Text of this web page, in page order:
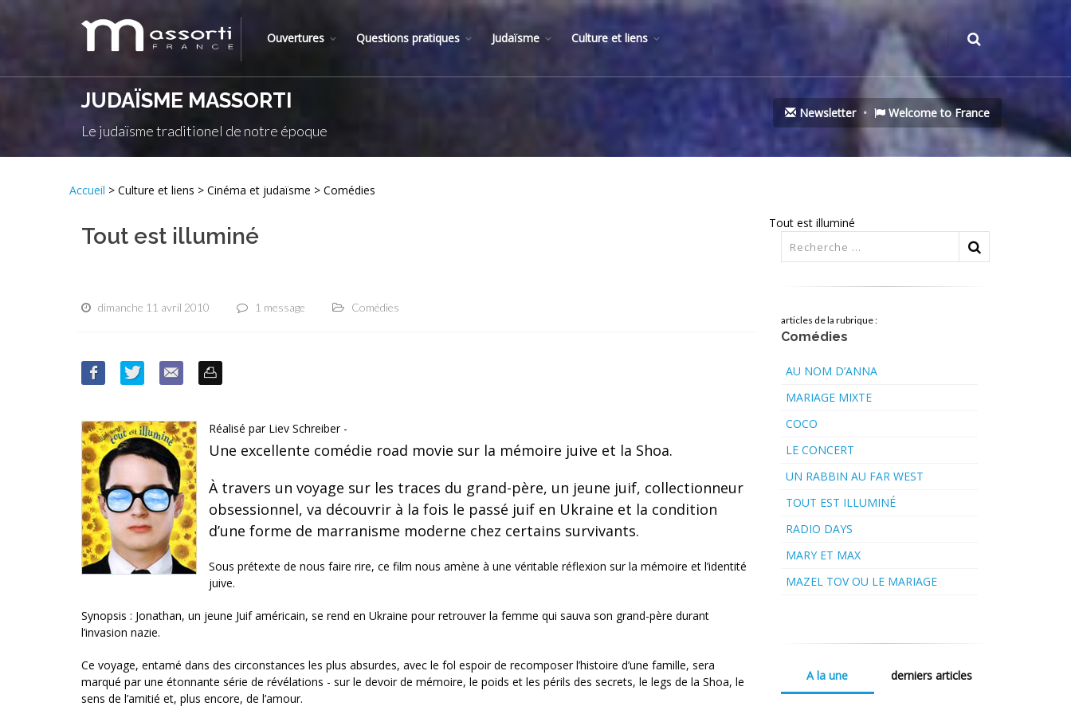
Ouvertures Questions pratiques Judaïsme Culture et liens
JUDAÏSME MASSORTI
Le judaïsme traditionel de notre époque
Newsletter Welcome to France
Accueil > Culture et liens > Cinéma et judaïsme > Comédies
Tout est illuminé
Tout est illuminé
dimanche 11 avril 2010 1 message Comédies
Réalisé par Liev Schreiber -
Une excellente comédie road movie sur la mémoire juive et la Shoa.
À travers un voyage sur les traces du grand-père, un jeune juif, collectionneur
obsessionnel, va découvrir à la fois le passé juif en Ukraine et la condition
d’une forme de marranisme moderne chez certains survivants.
Sous prétexte de nous faire rire, ce film nous amène à une véritable réflexion sur la mémoire et l’identité
juive.
Synopsis : Jonathan, un jeune Juif américain, se rend en Ukraine pour retrouver la femme qui sauva son grand-père durant
l’invasion nazie.
Ce voyage, entamé dans des circonstances les plus absurdes, avec le fol espoir de recomposer l’histoire d’une famille, sera
marqué par une étonnante série de révélations - sur le devoir de mémoire, le poids et les périls des secrets, le legs de la Shoa, le
sens de l’amitié et, plus encore, de l’amour.
articles de la rubrique :
Comédies
AU NOM D’ANNA
MARIAGE MIXTE
COCO
LE CONCERT
UN RABBIN AU FAR WEST
TOUT EST ILLUMINÉ
RADIO DAYS
MARY ET MAX
MAZEL TOV OU LE MARIAGE
A la une derniers articles